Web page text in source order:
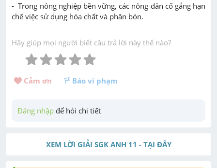
- Trong nông nghiệp bền vững, các nông dân cố gắng hạn
chế việc sử dụng hóa chất và phân bón.
Hãy giúp mọi người biết câu trả lời này thế nào?
Cảm ơn Báo vi phạm
Đăng nhập để hỏi chi tiết
XEM LỜI GIẢI SGK ANH 11 - TẠI ĐÂY